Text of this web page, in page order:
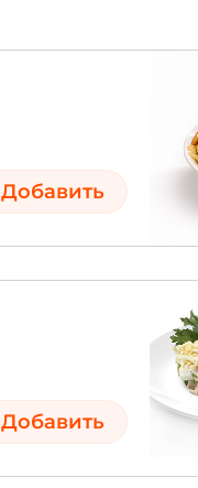
Добавить
Добавить